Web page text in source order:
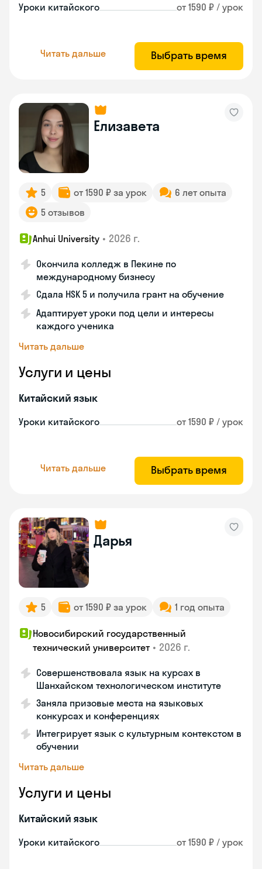
Уроки китайского от 1590 ₽ / урок
Читать дальше Выбрать время
Елизавета
5 от 1590 ₽ за урок
6 лет опыта
5 отзывов
Anhui University • 2026 г.
Окончила колледж в Пекине по
международному бизнесу
Сдала HSK 5 и получила грант на обучение
Адаптирует уроки под цели и интересы
каждого ученика
Читать дальше
Услуги и цены
Китайский язык
Уроки китайского от 1590 ₽ / урок
Читать дальше Выбрать время
Дарья
5 от 1590 ₽ за урок 1 год опыта
Новосибирский государственный
технический университет • 2026 г.
Совершенствовала язык на курсах в
Шанхайском технологическом институте
Заняла призовые места на языковых
конкурсах и конференциях
Интегрирует язык с культурным контекстом в
обучении
Читать дальше
Услуги и цены
Китайский язык
Уроки китайского от 1590 ₽ / урок